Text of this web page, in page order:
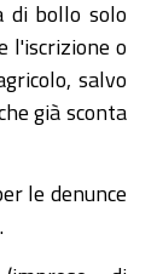
di bollo solo
l'iscrizione o
salvo
già sconta
le denunce